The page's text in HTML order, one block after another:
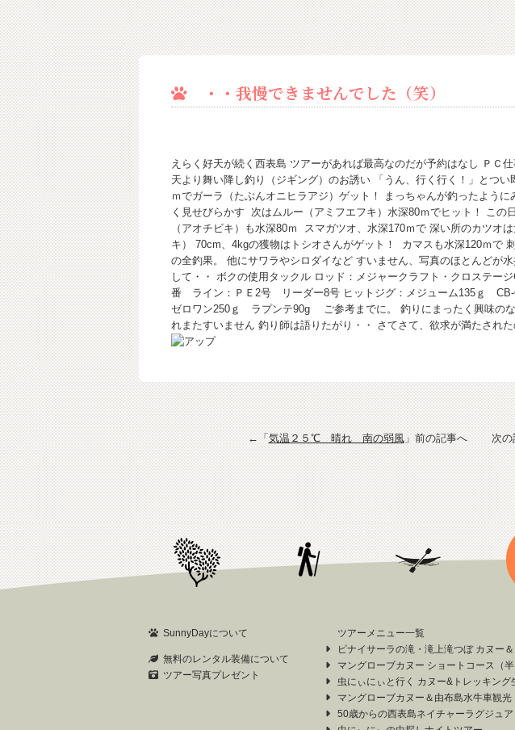
・・我慢できませんでした（笑）
えらく好天が続く西表島 ツアーがあれば最高なのだが予約はなし ＰＣ
天より舞い降し釣り（ジギング）のお誘い 「うん、行く行く！」とつい
ｍでガーラ（たぶんオニヒラアジ）ゲット！ まっちゃんが釣ったよう
く見せびらかす
次はムルー（アミフエフキ）水深80ｍでヒット！ この
（アオチビキ）も水深80ｍ
スマガツオ、水深170ｍで 深い所のカツオ
キ） 70cm、4kgの獲物はトシオさんがゲット！
カマスも水深120ｍで
の全釣果。 他にサワラやシロダイなど すいません、写真のほとんどが
して・・ ボクの使用タックル ロッド：メジャークラフト・クロステー
番 ライン：ＰＥ2号 リーダー8号 ヒットジグ：メジューム135ｇ CB-
ゼロワン250ｇ ラプンテ90g ご参考までに。 釣りにまったく興味のな
れまたすいません 釣り師は語りたがり・・ さてさて、欲求が満たされ
←「気温２５℃ 晴れ 南の弱風」前の記事へ 次の
SunnyDayについて
無料のレンタル装備について
ツアー写真プレゼント
ツアーメニュー一覧
ピナイサーラの滝・滝上滝つぼ カヌー
マングローブカヌー ショートコース（半
虫にぃにぃと行く カヌー&トレッキング
マングローブカヌー＆由布島水牛車観光
50歳からの西表島ネイチャーラグジュ